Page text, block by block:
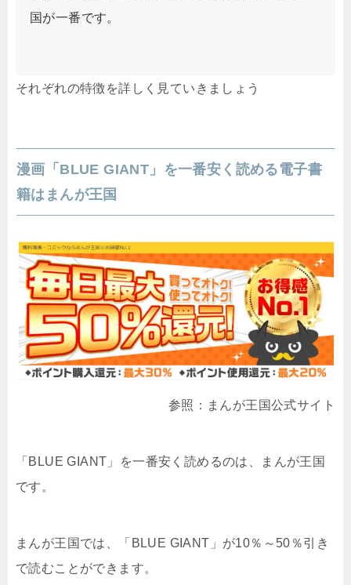
国が一番です。
それぞれの特徴を詳しく見ていきましょう
漫画「BLUE GIANT」を一番安く読める電子書
籍はまんが王国
参照：まんが王国公式サイト
「BLUE GIANT」を一番安く読めるのは、まんが王国
です。
まんが王国では、「BLUE GIANT」が10％～50％引き
で読むことができます。